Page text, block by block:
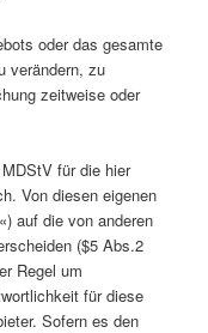
oder das gesamte
verändern, zu
zeitweise oder
für die hier
Von diesen eigenen
auf die von anderen
($5 Abs.2
Regel um
für diese
Sofern es den